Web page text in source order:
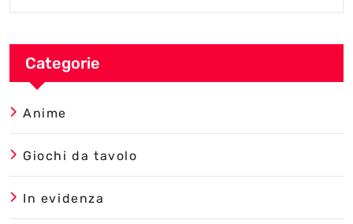
Categorie
Anime
Giochi da tavolo
In evidenza